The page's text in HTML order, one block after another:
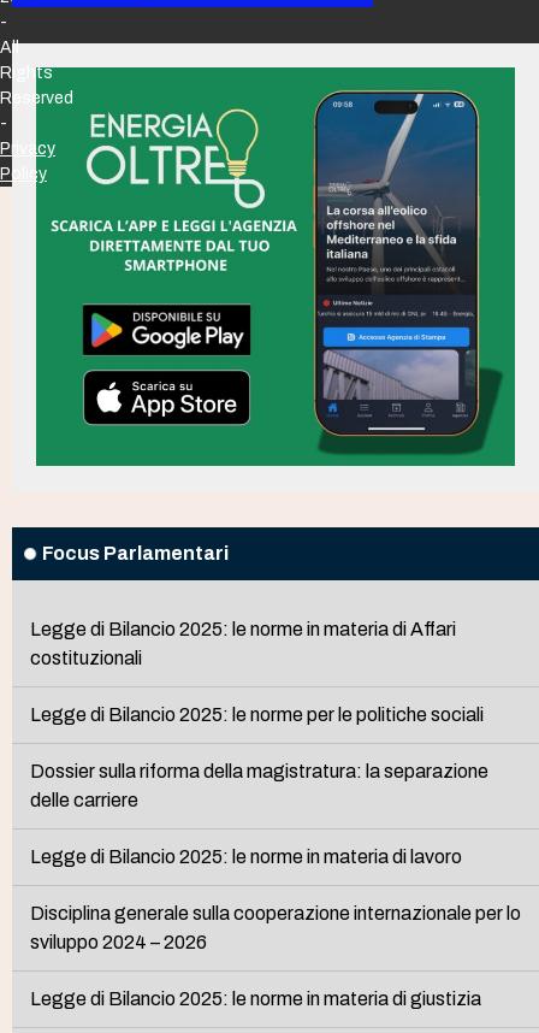
Focus Parlamentari
Legge di Bilancio 2025: le norme in materia di Affari
costituzionali
Legge di Bilancio 2025: le norme per le politiche sociali
Dossier sulla riforma della magistratura: la separazione
delle carriere
Legge di Bilancio 2025: le norme in materia di lavoro
Disciplina generale sulla cooperazione internazionale per lo
sviluppo 2024 – 2026
Legge di Bilancio 2025: le norme in materia di giustizia
-
All
Rights
Reserved
-
Privacy
Policy